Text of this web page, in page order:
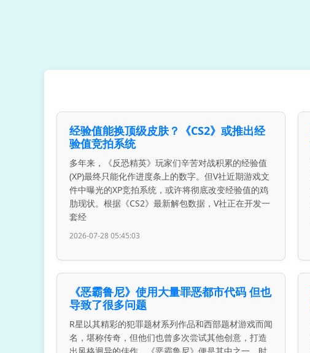
经验值能换顶级皮肤？《CS2》或推出经
验值竞拍系统
多年来，《反恐精英》玩家们辛苦对战积累的经验值
(XP)最终只能化作进度条上的数字。但V社近期游戏文
件中曝光的XP竞拍系统，或许将彻底改变经验值的鸡
肋现状。根据《CS2》最新解包数据，V社正在开发一
套经
2026-07-28 05:45:03
《恶霸鲁尼》使用大量罪恶都市代码 但也
导致了很多问题
R星以其精彩的犯罪题材系列作品和西部题材游戏而闻
名，堪称传奇，但他们也曾多次尝试其他创意，打造